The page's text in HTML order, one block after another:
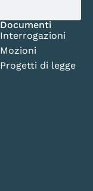
Documenti
Interrogazioni
Mozioni
Progetti di legge